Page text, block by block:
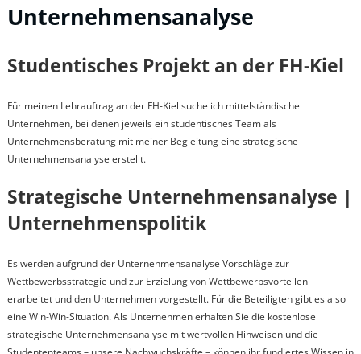
Unternehmensanalyse
Studentisches Projekt an der FH-Kiel
Für meinen Lehrauftrag an der FH-Kiel suche ich mittelständische
Unternehmen, bei denen jeweils ein studentisches Team als
Unternehmensberatung mit meiner Begleitung eine strategische
Unternehmensanalyse erstellt.
Strategische Unternehmensanalyse |
Unternehmenspolitik
Es werden aufgrund der Unternehmensanalyse Vorschläge zur
Wettbewerbsstrategie und zur Erzielung von Wettbewerbsvorteilen
erarbeitet und den Unternehmen vorgestellt. Für die Beteiligten gibt es also
eine Win-Win-Situation. Als Unternehmen erhalten Sie die kostenlose
strategische Unternehmensanalyse mit wertvollen Hinweisen und die